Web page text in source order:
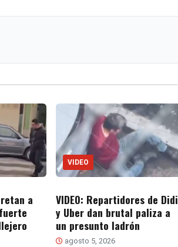
a
VIDEO
VIDEO: Repartidores de Didi
y Uber dan brutal paliza a
un presunto ladrón
agosto 5, 2026